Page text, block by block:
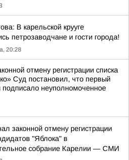
В карельской крууге
петрозаводчане и гости города!
20:28
отмену регистрации списка
Суд постановил, что первый
неуполномоченное
законной отмену регистрации
"Яблока" в
собрание Карелии — СМИ